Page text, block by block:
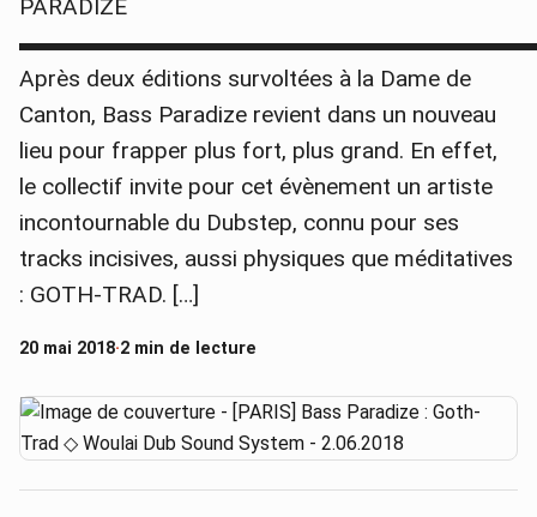
PARADIZE
Après deux éditions survoltées à la Dame de
Canton, Bass Paradize revient dans un nouveau
lieu pour frapper plus fort, plus grand. En effet,
le collectif invite pour cet évènement un artiste
incontournable du Dubstep, connu pour ses
tracks incisives, aussi physiques que méditatives
: GOTH-TRAD. […]
20 mai 2018·2 min de lecture